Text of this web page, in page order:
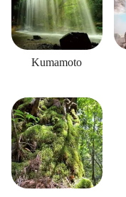
Kumamoto